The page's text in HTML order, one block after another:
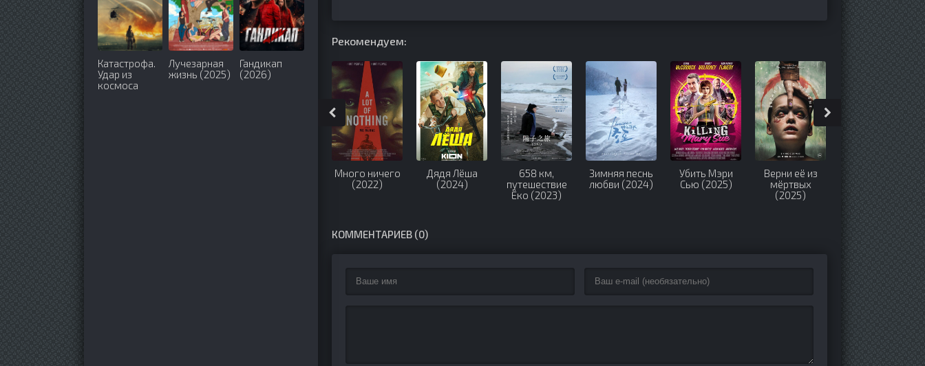
Рекомендуем:
Много ничего
(2022)
Дядя Лёша
(2024)
658 км,
путешествие
Ёко (2023)
Зимняя песнь
любви (2024)
Убить Мэри
Сью (2025)
Верни её из
мёртвых
(2025)
78 дней (2024)
КОММЕНТАРИЕВ (0)
Катастрофа.
Удар из
космоса
Лучезарная
жизнь (2025)
Гандикап
(2026)